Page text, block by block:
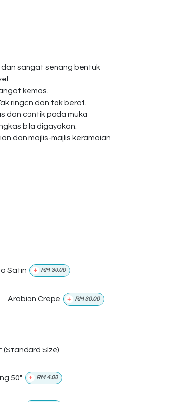
sangat senang bentuk
kemas.
ringan dan tak berat.
dan cantik pada muka
bila digayakan.
dan majlis-majlis keramaian.
Satin + RM 30.00
Arabian Crepe + RM 30.00
(Standard Size)
50" + RM 4.00